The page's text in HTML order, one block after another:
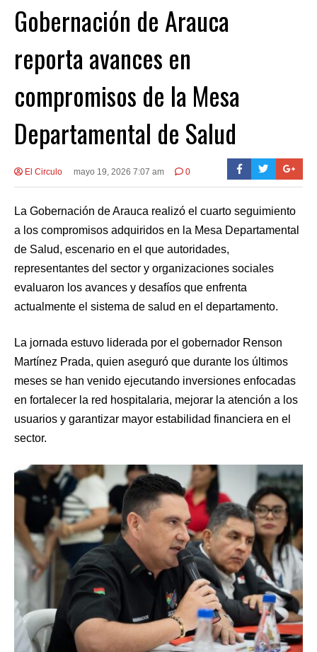
Gobernación de Arauca
reporta avances en
compromisos de la Mesa
Departamental de Salud
El Circulo mayo 19, 2026 7:07 am 0
La Gobernación de Arauca realizó el cuarto seguimiento
a los compromisos adquiridos en la Mesa Departamental
de Salud, escenario en el que autoridades,
representantes del sector y organizaciones sociales
evaluaron los avances y desafíos que enfrenta
actualmente el sistema de salud en el departamento.
La jornada estuvo liderada por el gobernador Renson
Martínez Prada, quien aseguró que durante los últimos
meses se han venido ejecutando inversiones enfocadas
en fortalecer la red hospitalaria, mejorar la atención a los
usuarios y garantizar mayor estabilidad financiera en el
sector.